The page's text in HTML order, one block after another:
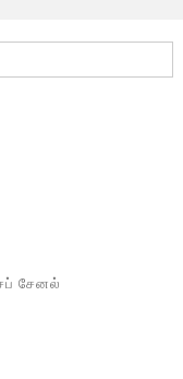
சேனல்